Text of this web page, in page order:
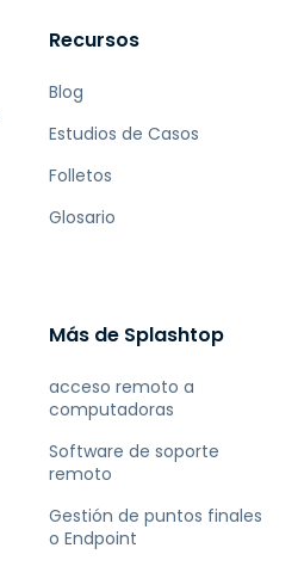
Recursos
Blog
Estudios de Casos
Folletos
Glosario
Más de Splashtop
acceso remoto a
computadoras
Software de soporte
remoto
Gestión de puntos finales
o Endpoint